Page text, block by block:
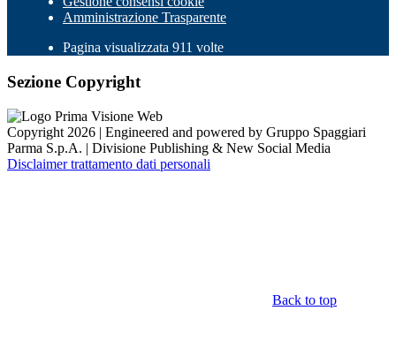
Amministrazione Trasparente
Pagina visualizzata 911 volte
Sezione Copyright
Copyright 2026 | Engineered and powered by Gruppo Spaggiari
Parma S.p.A. | Divisione Publishing & New Social Media
Disclaimer trattamento dati personali
Back to top